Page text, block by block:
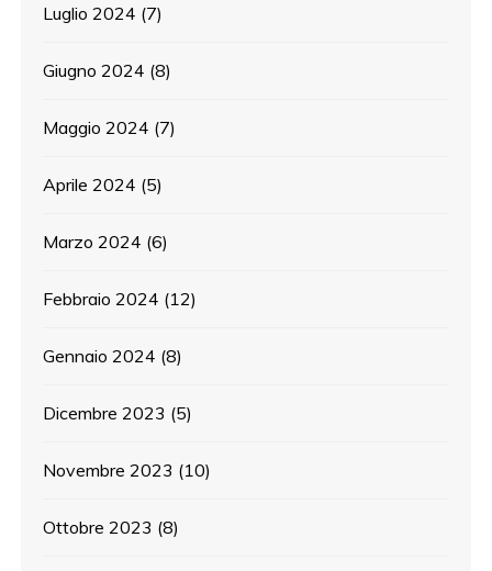
Luglio 2024 (7)
Giugno 2024 (8)
Maggio 2024 (7)
Aprile 2024 (5)
Marzo 2024 (6)
Febbraio 2024 (12)
Gennaio 2024 (8)
Dicembre 2023 (5)
Novembre 2023 (10)
Ottobre 2023 (8)